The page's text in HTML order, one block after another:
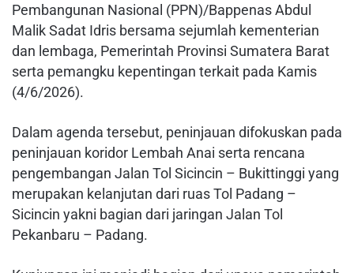
Pembangunan Nasional (PPN)/Bappenas Abdul
Malik Sadat Idris bersama sejumlah kementerian
dan lembaga, Pemerintah Provinsi Sumatera Barat
serta pemangku kepentingan terkait pada Kamis
(4/6/2026).
Dalam agenda tersebut, peninjauan difokuskan pada
peninjauan koridor Lembah Anai serta rencana
pengembangan Jalan Tol Sicincin – Bukittinggi yang
merupakan kelanjutan dari ruas Tol Padang –
Sicincin yakni bagian dari jaringan Jalan Tol
Pekanbaru – Padang.